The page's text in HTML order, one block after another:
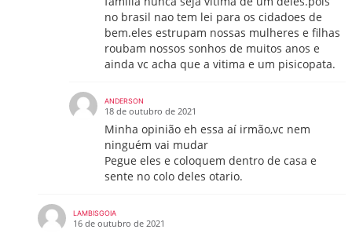
no brasil nao tem lei para os cidadoes de
bem.eles estrupam nossas mulheres e filhas
roubam nossos sonhos de muitos anos e
ainda vc acha que a vitima e um pisicopata.
ANDERSON
18 de outubro de 2021
Minha opinião eh essa aí irmão,vc nem
ninguém vai mudar
Pegue eles e coloquem dentro de casa e
sente no colo deles otario.
LAMBISGOIA
16 de outubro de 2021